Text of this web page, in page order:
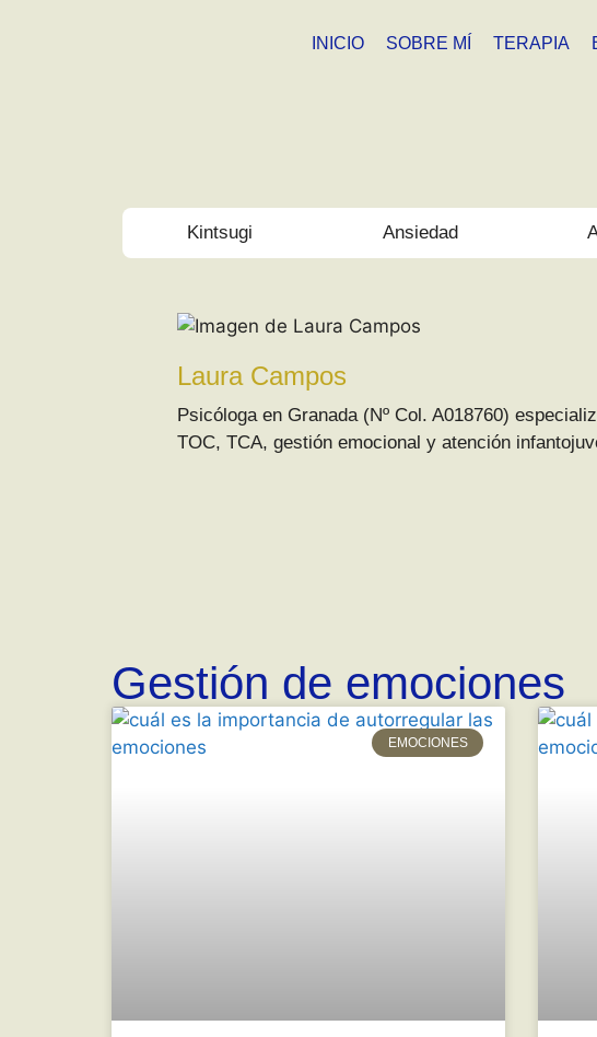
INICIO SOBRE MÍ TERAPIA
Kintsugi Ansiedad
Laura Campos
Psicóloga en Granada (Nº Col. A018760)
TOC, TCA, gestión emocional y atención
Gestión de emociones
EMOCIONES